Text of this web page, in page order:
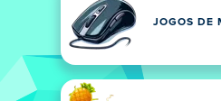
JOGOS DE